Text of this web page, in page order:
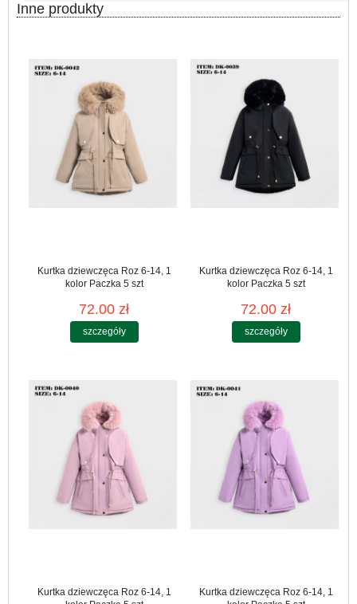
Inne produkty
Kurtka dziewczęca Roz 6-14, 1
kolor Paczka 5 szt
72.00 zł
szczegóły
Kurtka dziewczęca Roz 6-14, 1
kolor Paczka 5 szt
72.00 zł
szczegóły
Kurtka dziewczęca Roz 6-14, 1
Kurtka dziewczęca Roz 6-14, 1